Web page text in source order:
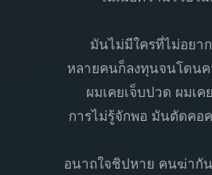
มันไม่มีใครที่ไม่อยา
หลายคนก็ลงทุนจนโดน
ผมเคยเจ็บปวด ผมเ
การไม่รู้จักพอ มันตัดคอ
อนาถใจชิปหาย คนฆ่ากัน